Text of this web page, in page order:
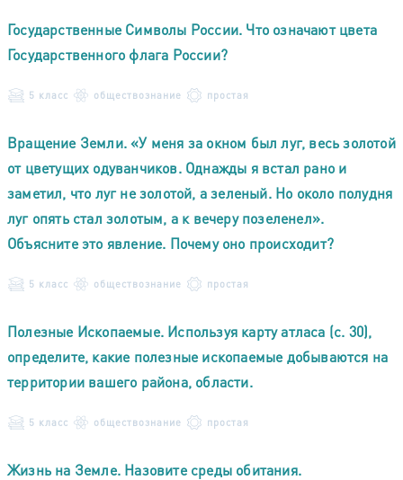
Государственные Символы России. Что означают цвета
Государственного флага России?
5 класс обществознание простая
Вращение Земли. «У меня за окном был луг, весь золотой
от цветущих одуванчиков. Однажды я встал рано и
заметил, что луг не золотой, а зеленый. Но около полудня
луг опять стал золотым, а к вечеру позеленел».
Объясните это явление. Почему оно происходит?
5 класс обществознание простая
Полезные Ископаемые. Используя карту атласа (с. 30),
определите, какие полезные ископаемые добываются на
территории вашего района, области.
5 класс обществознание простая
Жизнь на Земле. Назовите среды обитания.